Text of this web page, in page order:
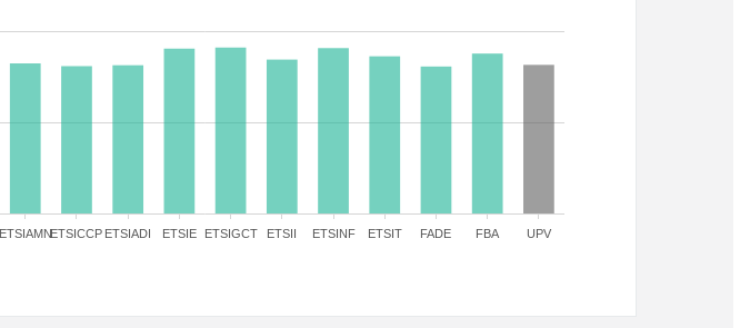
ETSIAMNETSICCP ETSIADI ETSIE ETSIGCT ETSII ETSINF ETSIT FADE FBA UPV